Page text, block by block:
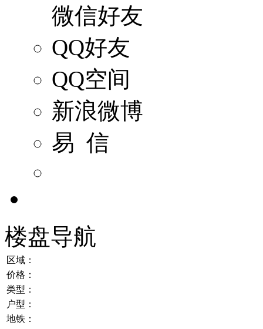
微信好友
QQ好友
QQ空间
新浪微博
易 信
楼盘导航
区域：
价格：
类型：
户型：
地铁：